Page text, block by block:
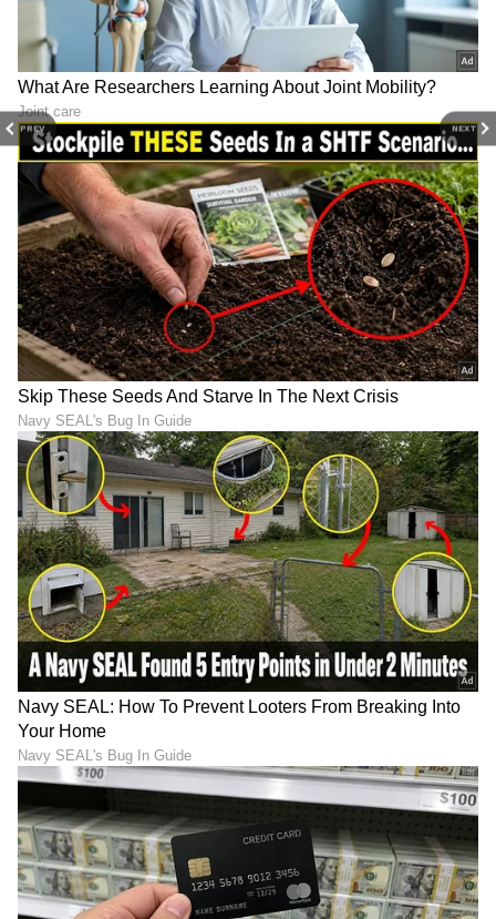
PREV NEXT
LATEST VIDEOS
ಕರ್ನಾಟಕ, ಭಾರತ (India News
ಕ್ಷಣಕ್ಷಣದ ಕನ್ನಡ ಸುದ್ದಿ (Kannada News)
ಅಪ್ಡೇಟ್‌ಗಳಿಗಾಗಿ ಏಷ್ಯಾನೆಟ್ ಸುವರ್ಣ ನ್ಯೂಸ್‌ ಫಾಲೋ
ಮಾಡಿ. ಬ್ರೇಕಿಂಗ್ ಸುದ್ದಿ (Latest Kannada News),
ವಿಶೇಷ ವರದಿಗಳು ಮತ್ತು ನೇರ ಪ್ರಸಾರಗಳೊಂದಿಗೆ
(kannada news live) ಸಂಪೂರ್ಣ ಮಾಹಿತಿ ಒಂದೇ
ಕ್ಲಿಕ್‌ನಲ್ಲಿ ಲಭ್ಯ. ಏಷ್ಯಾನೆಟ್ ಸುವರ್ಣ ನ್ಯೂಸ್ ಅಧಿಕೃತ
ಆ್ಯಪ್ ಡೌನ್‌ಲೋಡ್ ಮಾಡಿ ಹಾಗು ಎಲ್ಲಾ ಅಪ್‌ಡೇಟ್
ಗಳನ್ನು ಪಡೆಯಿರಿ
ABOUT THE AUTHOR
CK Chethan Kumar
ಎಲೆಕ್ಟ್ರಾನಿಕ್, ಡಿಜಿಟಲ್ ಮಾಧ್ಯಮ ಸೇರಿ ಪತ್ರಿಕೋದ್ಯಮದಲ್ಲಿ 13
ವರ್ಷಗಳ ಅನುಭವ. ಊರು ಧರ್ಮಸ್ಥಳ. ಪತ್ರಿಕೋದ್ಯಮ
ಸ್ನಾತಕೋತ್ತರ ಪದವಿ ಪಡೆದಿದ್ದು ಉಜಿರೆ ಎಸ್‌ಡಿಎಂನಲ್ಲಿ. ಟಿವಿ9,
ಸ್ಟಾರ್ ಸ್ಪೋರ್ಟ್ಸ್‌ನಲ್ಲಿ ಕಾರ್ಯ ನಿರ್ವಹಿಸಿದ ಅನುಭವವಿದೆ.
ರಾಷ್ಟ್ರೀಯ, ಅಂತಾರಾಷ್ಟ್ರೀಯ, ಜಿಯೋ ಪಾಲಿಟಿಕ್ಸ್, ಆಟೋ, ಟೆಕ್,
ಸ್ಪೋರ್ಟ್ಸ್..ಏನೇ ಕೊಟ್ಟರೂ ಬರೆಯೋದು ನನ್ನ ಶಕ್ತಿ.
ಚಿಕನ್ ಮದುವೆ ಉತ್ತರ ಪ್ರದೇಶ